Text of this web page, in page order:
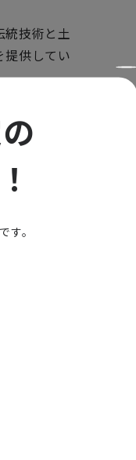
統技術と土
提供してい
統工芸の
事例で
活さ
技法と土
されてい
す。